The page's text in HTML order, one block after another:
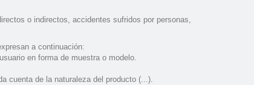
o indirectos, accidentes sufridos por personas,
a continuación:
en forma de muestra o modelo.
cuenta de la naturaleza del producto (...).